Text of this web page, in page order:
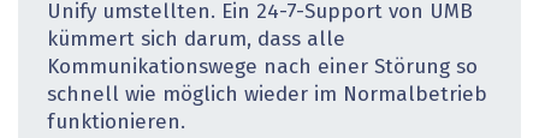
Unify umstellten. Ein 24-7-Support von UMB
kümmert sich darum, dass alle
Kommunikationswege nach einer Störung so
schnell wie möglich wieder im Normalbetrieb
funktionieren.